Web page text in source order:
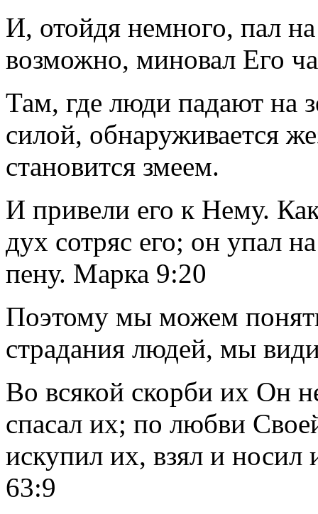
И, отойдя немного, пал
возможно, миновал Его
Там, где люди падают на
силой, обнаруживается
становится змеем.
И привели его к Нему.
дух сотряс его; он упал
пену. Марка 9:20
Поэтому мы можем
страдания людей, мы
Во всякой скорби их Он
спасал их; по любви
искупил их, взял и носил
63:9